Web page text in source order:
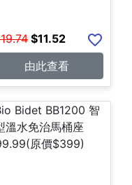
19.74 $11.52
由此查看